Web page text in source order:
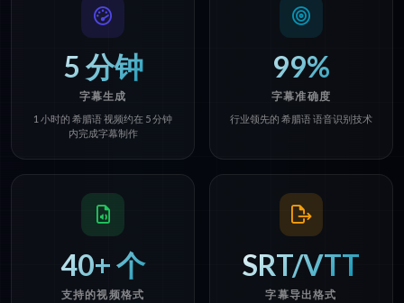
5 分钟
字幕生成
1 小时的 希腊语 视频约在 5 分钟
内完成字幕制作
99%
字幕准确度
行业领先的 希腊语 语音识别技术
40+ 个
支持的视频格式
SRT/VTT
字幕导出格式